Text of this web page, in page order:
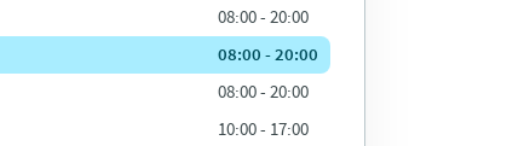
08:00 - 20:00
08:00 - 20:00
08:00 - 20:00
10:00 - 17:00